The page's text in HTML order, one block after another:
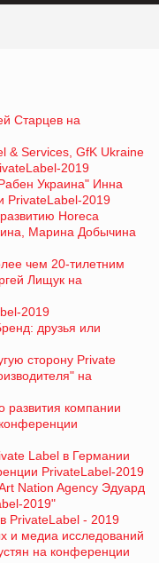
Старцев на
& Services, GfK Ukraine
2019
Украина" Инна
PrivateLabel-2019
Horeca
Марина Добычина
чем 20-тилетним
Лищук на
2019
друзья или
сторону Private
на
развития компании
Label в Германии
PrivateLabel-2019
Nation Agency Эдуард
2019"
PrivateLabel - 2019
и медиа исследований
на конференции